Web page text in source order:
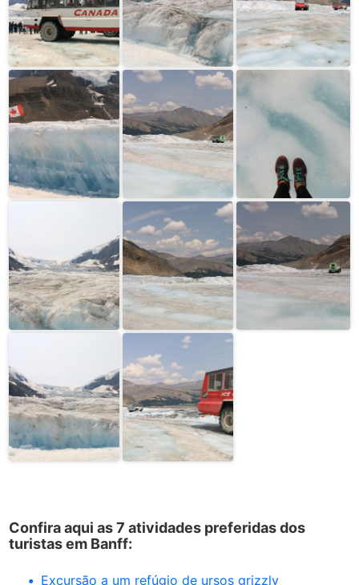
Confira aqui as 7 atividades preferidas dos
turistas em Banff:
Excursão a um refúgio de ursos grizzly